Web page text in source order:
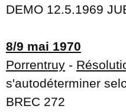
DEMO 12.5.1969
8/9 mai 1970
Porrentruy -
s'autodéterminer
BREC 272